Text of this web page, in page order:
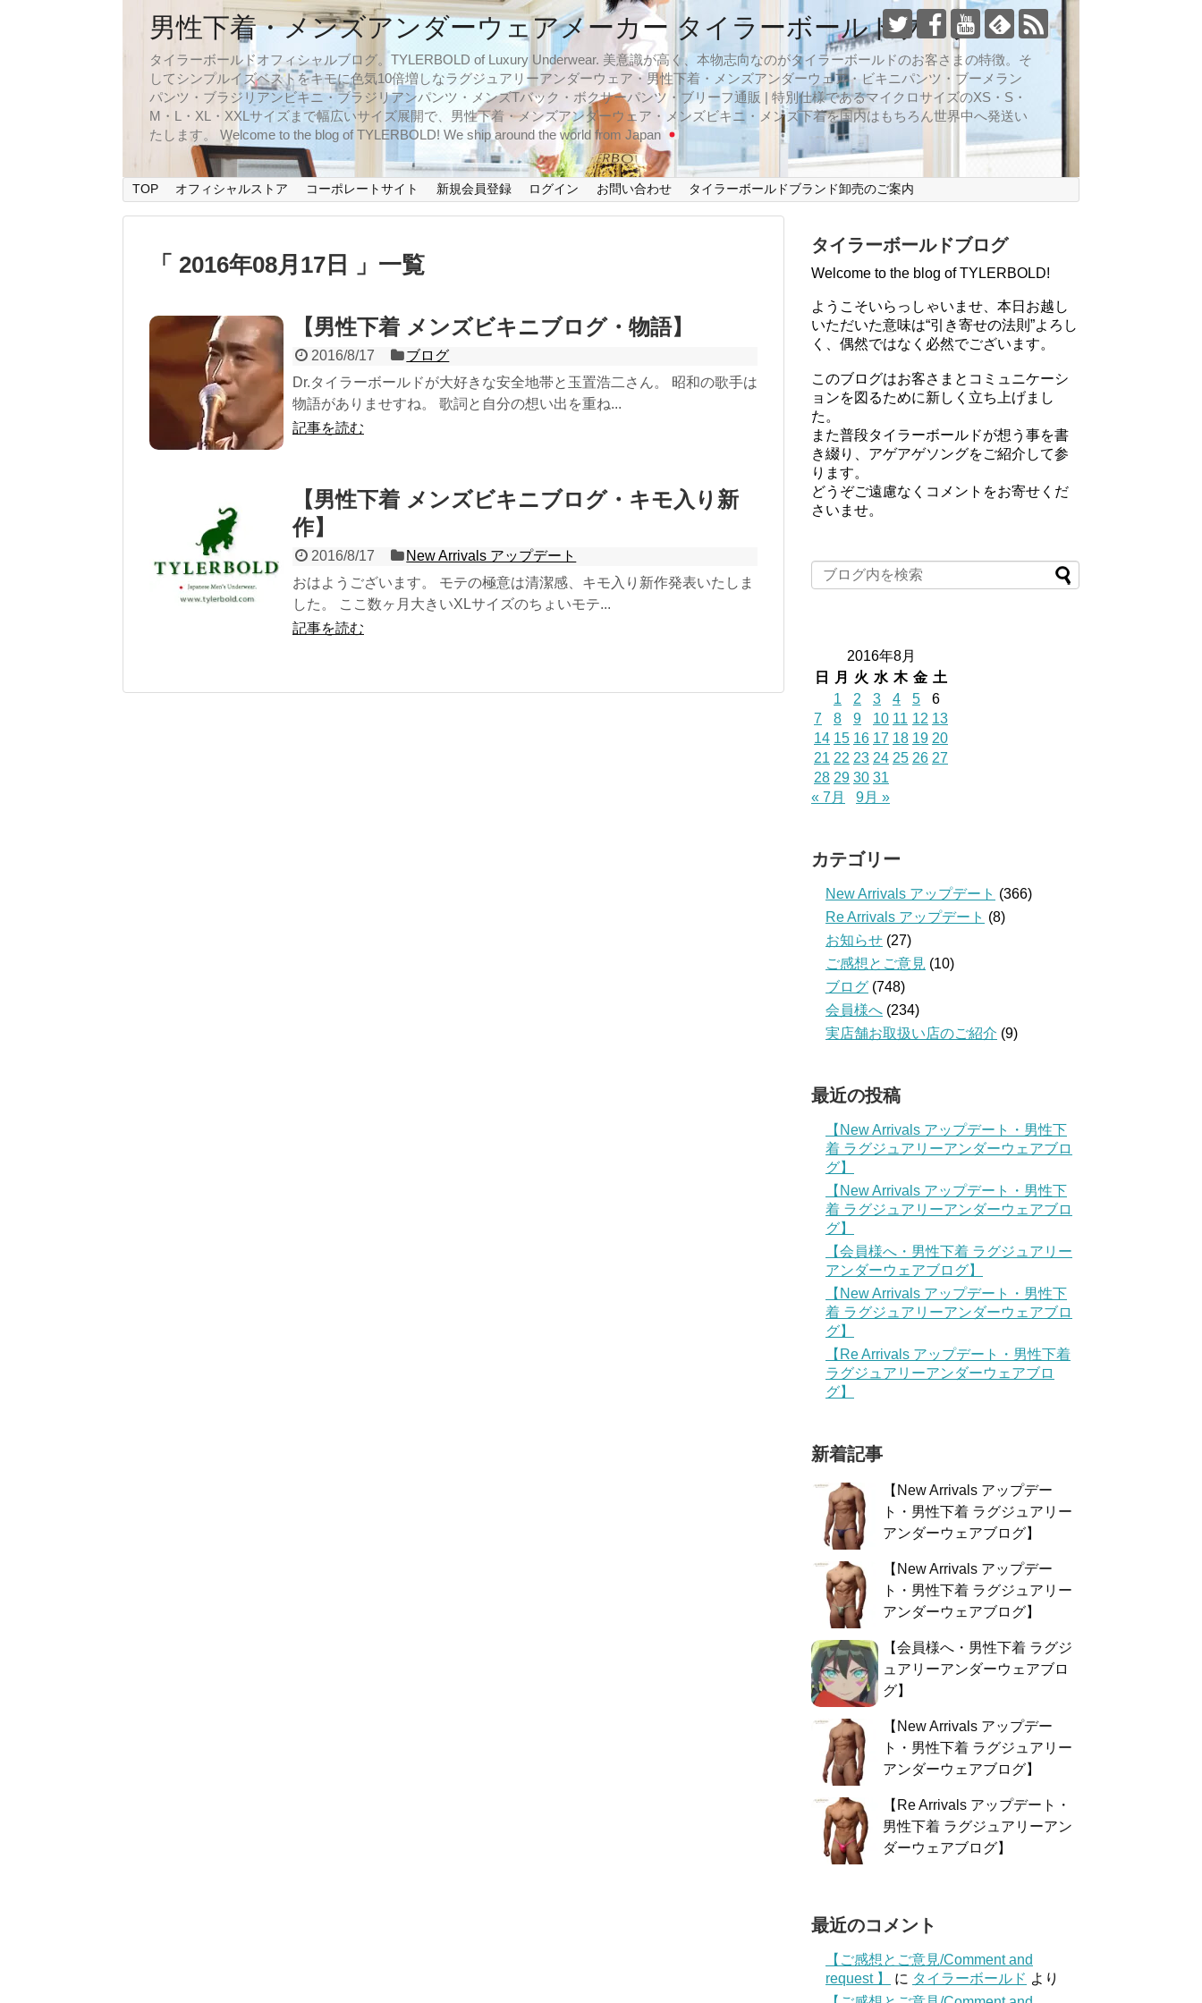
男性下着・メンズアンダーウェアメーカー タイラーボールドブログ
タイラーボールドオフィシャルブログ。TYLERBOLD of Luxury Underwear. 美意識が高く、本物志向なのがタイラーボールドのお客さまの特徴。そ
してシンプルイズベストをキモに色気10倍増しなラグジュアリーアンダーウェア・男性下着・メンズアンダーウェア・ビキニパンツ・ブーメラン
パンツ・ブラジリアンビキニ・ブラジリアンパンツ・メンズTバック・ボクサーパンツ・ブリーフ通販 | 特別仕様であるマイクロサイズのXS・S・
M・L・XL・XXLサイズまで幅広いサイズ展開で、男性下着・メンズアンダーウェア・メンズビキニ・メンズ下着を国内はもちろん世界中へ発送い
たします。 Welcome to the blog of TYLERBOLD! We ship around the world from Japan
TOP オフィシャルストア コーポレートサイト 新規会員登録 ログイン お問い合わせ タイラーボールドブランド卸売のご案内
「 2016年08月17日 」一覧
【男性下着 メンズビキニブログ・物語】
2016/8/17
ブログ
Dr.タイラーボールドが大好きな安全地帯と玉置浩二さん。 昭和の歌手は
物語がありませすね。 歌詞と自分の想い出を重ね...
記事を読む
【男性下着 メンズビキニブログ・キモ入り新
作】
2016/8/17
New Arrivals アップデート
おはようございます。 モテの極意は清潔感、キモ入り新作発表いたしま
した。 ここ数ヶ月大きいXLサイズのちょいモテ...
記事を読む
タイラーボールドブログ
Welcome to the blog of TYLERBOLD!
ようこそいらっしゃいませ、本日お越し
いただいた意味は“引き寄せの法則”よろし
く、偶然ではなく必然でございます。
このブログはお客さまとコミュニケーシ
ョンを図るために新しく立ち上げまし
た。
また普段タイラーボールドが想う事を書
き綴り、アゲアゲソングをご紹介して参
ります。
どうぞご遠慮なくコメントをお寄せくだ
さいませ。
2016年8月
日
月 火 水 木 金 土
1
2 3 4 5
6
7
8 9 10 11 12 13
14 15 16 17 18 19 20
21 22 23 24 25 26 27
28 29 30 31
« 7月
9月 »
カテゴリー
New Arrivals アップデート (366)
Re Arrivals アップデート (8)
お知らせ (27)
ご感想とご意見 (10)
ブログ (748)
会員様へ (234)
実店舗お取扱い店のご紹介 (9)
最近の投稿
【New Arrivals アップデート・男性下
着 ラグジュアリーアンダーウェアブロ
グ】
【New Arrivals アップデート・男性下
着 ラグジュアリーアンダーウェアブロ
グ】
【会員様へ・男性下着 ラグジュアリー
アンダーウェアブログ】
【New Arrivals アップデート・男性下
着 ラグジュアリーアンダーウェアブロ
グ】
【Re Arrivals アップデート・男性下着
ラグジュアリーアンダーウェアブロ
グ】
新着記事
【New Arrivals アップデー
ト・男性下着 ラグジュアリー
アンダーウェアブログ】
【New Arrivals アップデー
ト・男性下着 ラグジュアリー
アンダーウェアブログ】
【会員様へ・男性下着 ラグジ
ュアリーアンダーウェアブロ
グ】
【New Arrivals アップデー
ト・男性下着 ラグジュアリー
アンダーウェアブログ】
【Re Arrivals アップデート・
男性下着 ラグジュアリーアン
ダーウェアブログ】
最近のコメント
【ご感想とご意見/Comment and
request 】
に タイラーボールド より